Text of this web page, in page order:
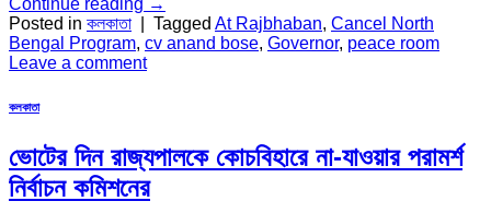
Continue reading →
Posted in কলকাতা Tagged At Rajbhaban, Cancel North
Bengal Program, cv anand bose, Governor, peace room
Leave a comment
কলকাতা
ভোটের দিন রাজ্যপালকে কোচবিহারে না-যাওয়ার পরামর্শ
নির্বাচন কমিশনের